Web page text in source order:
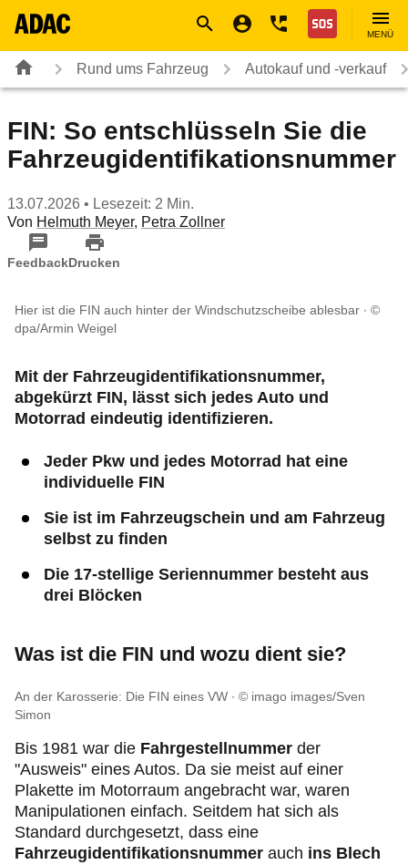
Nothilfe
MENÜ
Rund ums Fahrzeug Autokauf und -verkauf
FIN: So entschlüsseln Sie die
Fahrzeugidentifikationsnummer
13.07.2026 • Lesezeit: 2 Min.
Von Helmuth Meyer, Petra Zollner
FeedbackDrucken
Hier ist die FIN auch hinter der Windschutzscheibe ablesbar
©
dpa/Armin Weigel
Mit der Fahrzeugidentifikationsnummer,
abgekürzt FIN, lässt sich jedes Auto und
Motorrad eindeutig identifizieren.
Jeder Pkw und jedes Motorrad hat eine
individuelle FIN
Sie ist im Fahrzeugschein und am Fahrzeug
selbst zu finden
Die 17-stellige Seriennummer besteht aus
drei Blöcken
Was ist die FIN und wozu dient sie?
An der Karosserie: Die FIN eines VW
© imago images/Sven
Simon
Bis 1981 war die Fahrgestellnummer der
"Ausweis" eines Autos. Da sie meist auf einer
Plakette im Motorraum angebracht war, waren
Manipulationen einfach. Seitdem hat sich als
Standard durchgesetzt, dass eine
Fahrzeugidentifikationsnummer auch ins Blech